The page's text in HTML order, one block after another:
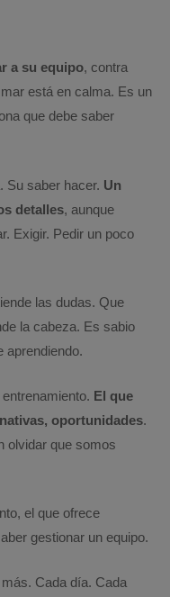
a su equipo, contra
está en calma. Es un
que debe saber
Su saber hacer. Un
detalles, aunque
Exigir. Pedir un poco
las dudas. Que
la cabeza. Es sabio
aprendiendo.
El que
oportunidades.
olvidar que somos
el que ofrece
gestionar un equipo.
Cada día. Cada